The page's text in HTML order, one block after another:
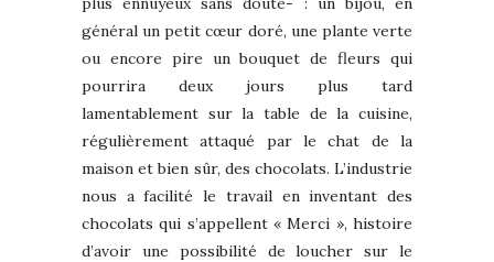
général un petit cœur doré, une plante verte
ou encore pire un bouquet de fleurs qui
pourrira deux jours plus tard
lamentablement sur la table de la cuisine,
régulièrement attaqué par le chat de la
maison et bien sûr, des chocolats. L’industrie
nous a facilité le travail en inventant des
chocolats qui s’appellent « Merci », histoire
d’avoir une possibilité de loucher sur le